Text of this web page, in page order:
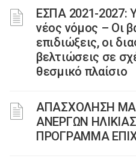
ΕΣΠΑ 2021-2027:
νέος νόμος – Οι
επιδιώξεις, οι
βελτιώσεις σε
θεσμικό πλαίσιο
ΑΠΑΣΧΟΛΗΣΗ
ΑΝΕΡΓΩΝ
ΠΡΟΓΡΑΜΜΑ